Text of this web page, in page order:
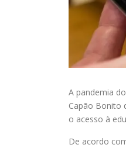
A pandemia
Capão Bonito
o acesso à
De acordo